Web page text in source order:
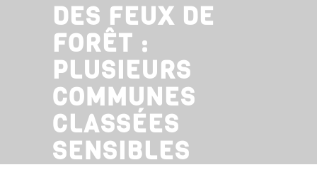
DES FEUX DE
FORÊT :
PLUSIEURS
COMMUNES
CLASSÉES
SENSIBLES